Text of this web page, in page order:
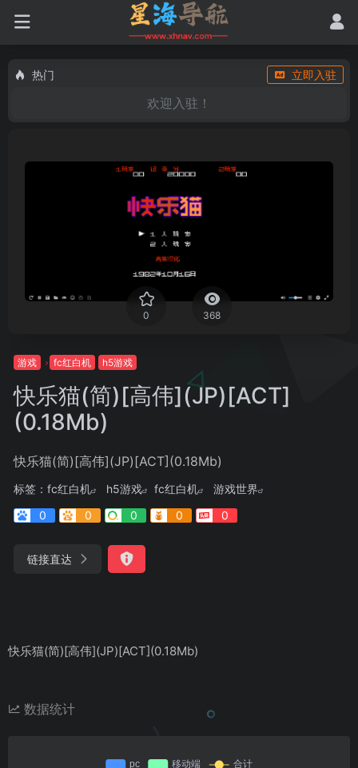
热门 立即入驻
欢迎入驻！
0 368
游戏 fc红白机 h5游戏
快乐猫(简)[高伟](JP)[ACT]
(0.18Mb)
快乐猫(简)[高伟](JP)[ACT](0.18Mb)
标签： fc红白机 h5游戏 fc红白机
游戏世界
0
0 0 0 0
链接直达
快乐猫(简)[高伟](JP)[ACT](0.18Mb)
数据统计